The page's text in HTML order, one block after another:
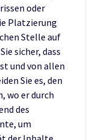
oder
Platzierung
Stelle auf
sicher, dass
und von allen
Sie es, den
wo er durch
des
um